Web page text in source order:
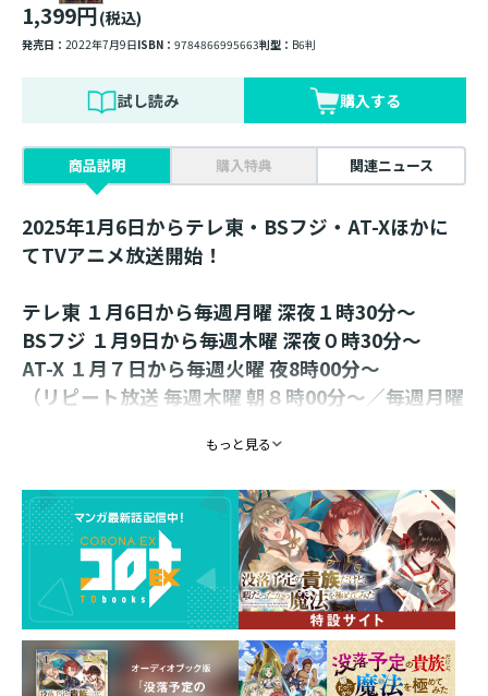
1,399円(税込)
発売日： 2022年7月9日ISBN： 9784866995663判型： B6判
試し読み 購入する
商品説明 購入特典 関連ニュース
2025年1月6日からテレ東・BSフジ・AT-Xほかに
てTVアニメ放送開始！
テレ東 １月6日から毎週月曜 深夜１時30分～
BSフジ １月9日から毎週木曜 深夜０時30分～
AT-X １月７日から毎週火曜 夜8時00分～
（リピート放送 毎週木曜 朝８時00分～／毎週月曜
※放送日時は予告なく変更となる場合がございま
U-NEXT・アニメ放題では地上波1週間先行で配信
ほか、各配信サービスでも随時配信開始
【シリーズ累計75万部突破！（電子書籍含む）】
「魂の限界を超越しろ！」
もっと見る